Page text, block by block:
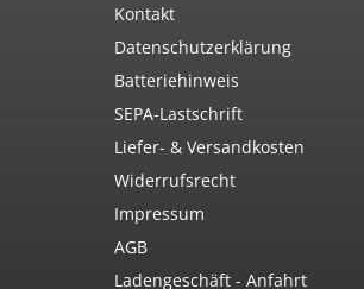
Kontakt
Datenschutzerklärung
Batteriehinweis
SEPA-Lastschrift
Liefer- & Versandkosten
Widerrufsrecht
Impressum
AGB
Ladengeschäft - Anfahrt